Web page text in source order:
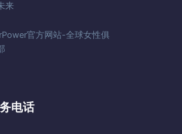
来
官方网站-全球女性俱
电话